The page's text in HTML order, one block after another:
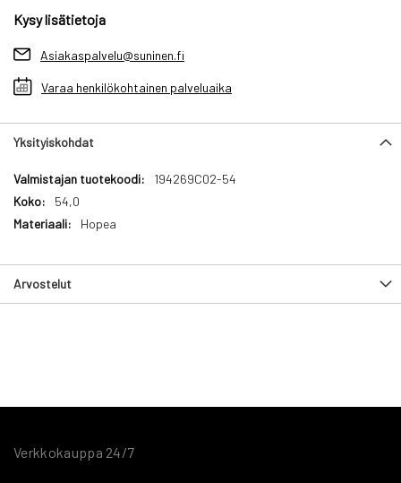
Kysy lisätietoja
Asiakaspalvelu@suninen.fi
Varaa henkilökohtainen palveluaika
Yksityiskohdat
Yksityiskohdat
194269C02-54
54,0
Hopea
Arvostelut
Verkkokauppa 24/7